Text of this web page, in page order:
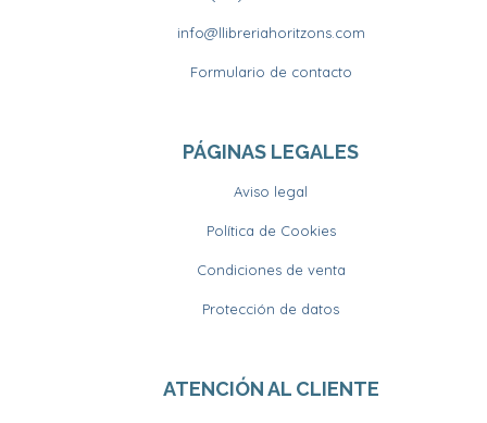
info@llibreriahoritzons.com
Formulario de contacto
PÁGINAS LEGALES
Aviso legal
Política de Cookies
Condiciones de venta
Protección de datos
ATENCIÓN AL CLIENTE